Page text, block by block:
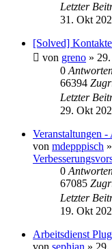
Letzter
31. Okt
[Solved]
von greno »
0
66394
Letzter
29. Okt
Veranstaltungen
von mdepppisch »
0
67085
Letzter
19. Okt
Arbeitsdienst
von sephian » 29.